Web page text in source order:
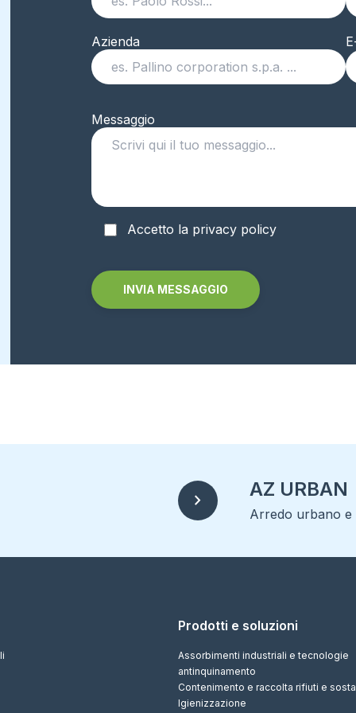
Azienda
Messaggio
Accetto la privacy policy
chevron_right AZ URBAN
Arredo urbano e
Prodotti e soluzioni
Assorbimenti industriali e tecnologie
antinquinamento
Contenimento e raccolta rifiuti e
Igienizzazione